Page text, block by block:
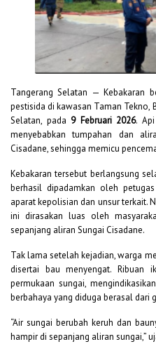
Tangerang Selatan — Kebakaran
pestisida di kawasan Taman Tekno,
Selatan, pada 9 Februari 2026.
menyebabkan tumpahan dan
Cisadane, sehingga memicu
Kebakaran tersebut berlangsung
berhasil dipadamkan oleh
aparat kepolisian dan unsur terkait.
ini dirasakan luas oleh
sepanjang aliran Sungai Cisadane.
Tak lama setelah kejadian, warga
disertai bau menyengat. Ribuan
permukaan sungai,
berbahaya yang diduga berasal dari
“Air sungai berubah keruh dan
hampir di sepanjang aliran sungai,”